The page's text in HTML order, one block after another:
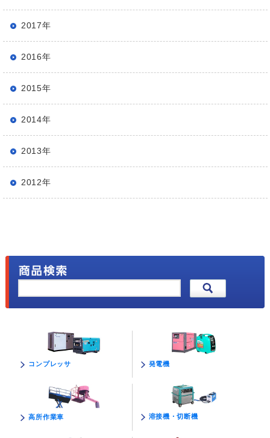
2017年
2016年
2015年
2014年
2013年
2012年
コンプレッサ 発電機
高所作業車 溶接機・切断機